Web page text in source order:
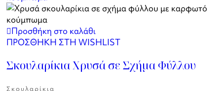
Προσθήκη στο καλάθι
ΠΡΟΣΘΗΚΗ ΣΤΗ WISHLIST
Σκουλαρίκια Χρυσά σε Σχήμα Φύλλου
Σκουλαρίκια